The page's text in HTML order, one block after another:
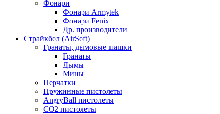
Фонари
Фонари Armytek
Фонари Fenix
Др. производители
Страйкбол (AirSoft)
Гранаты, дымовые шашки
Гранаты
Дымы
Мины
Перчатки
Пружинные пистолеты
AngryBall пистолеты
CO2 пистолеты